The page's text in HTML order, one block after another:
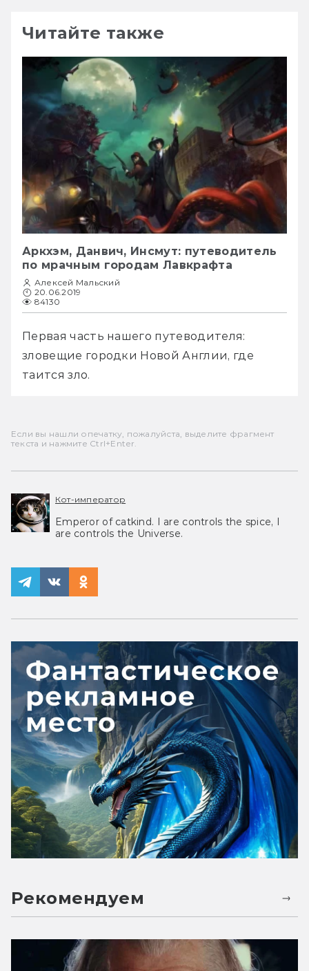
Читайте также
Аркхэм, Данвич, Инсмут: путеводитель
по мрачным городам Лавкрафта
Алексей Мальский
20.06.2019
84130
Первая часть нашего путеводителя:
зловещие городки Новой Англии, где
таится зло.
Если вы нашли опечатку, пожалуйста, выделите фрагмент
текста и нажмите Ctrl+Enter.
Кот-император
Emperor of catkind. I are controls the spice, I
are controls the Universe.
Рекомендуем